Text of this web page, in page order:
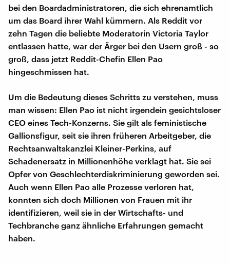
bei den Boardadministratoren, die sich ehrenamtlich
um das Board ihrer Wahl kümmern. Als Reddit vor
zehn Tagen die beliebte Moderatorin Victoria Taylor
entlassen hatte, war der Ärger bei den Usern groß - so
groß, dass jetzt Reddit-Chefin Ellen Pao
hingeschmissen hat.
Um die Bedeutung dieses Schritts zu verstehen, muss
man wissen: Ellen Pao ist nicht irgendein gesichtsloser
CEO eines Tech-Konzerns. Sie gilt als feministische
Gallionsfigur, seit sie ihren früheren Arbeitgeber, die
Rechtsanwaltskanzlei Kleiner-Perkins, auf
Schadenersatz in Millionenhöhe verklagt hat. Sie sei
Opfer von Geschlechterdiskriminierung geworden sei.
Auch wenn Ellen Pao alle Prozesse verloren hat,
konnten sich doch Millionen von Frauen mit ihr
identifizieren, weil sie in der Wirtschafts- und
Techbranche ganz ähnliche Erfahrungen gemacht
haben.